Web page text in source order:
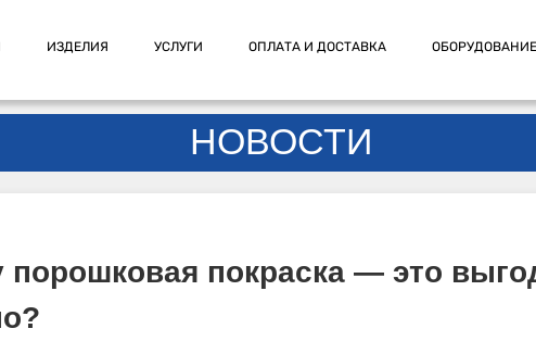
ИЗДЕЛИЯ УСЛУГИ ОПЛАТА И ДОСТАВКА ОБОРУДОВАНИЕ
НОВОСТИ
порошковая покраска — это